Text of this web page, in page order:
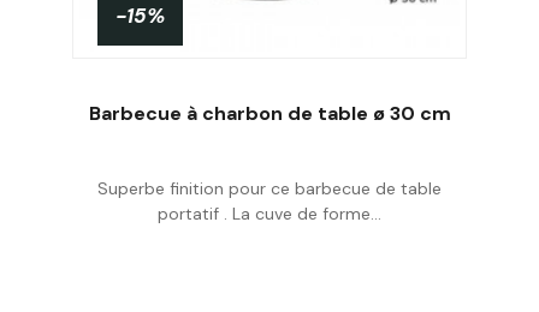
Acheter
-15%
Barbecue à charbon de table ø 30 cm
Superbe finition pour ce barbecue de table
portatif . La cuve de forme...